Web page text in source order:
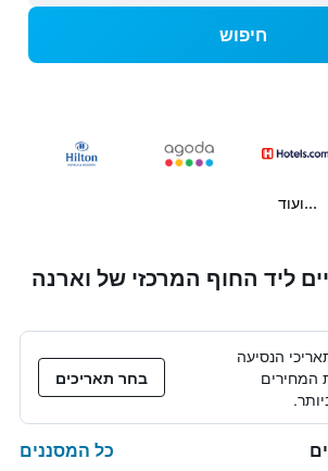
חיפוש
...ועוד
ליד החוף המרכזי של וארנה
הנסיעה
המחירים
בחר תאריכים
כל המסננים